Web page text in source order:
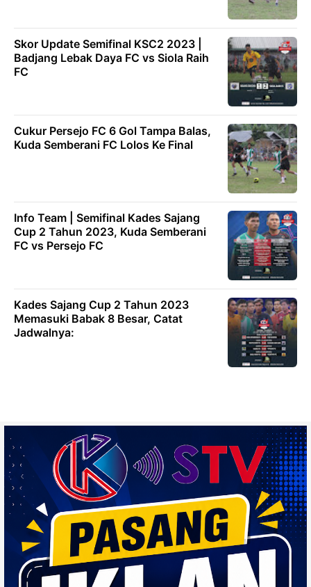
Skor Update Semifinal KSC2 2023 |
Badjang Lebak Daya FC vs Siola Raih
FC
Cukur Persejo FC 6 Gol Tampa Balas,
Kuda Semberani FC Lolos Ke Final
Info Team | Semifinal Kades Sajang
Cup 2 Tahun 2023, Kuda Semberani
FC vs Persejo FC
Kades Sajang Cup 2 Tahun 2023
Memasuki Babak 8 Besar, Catat
Jadwalnya: